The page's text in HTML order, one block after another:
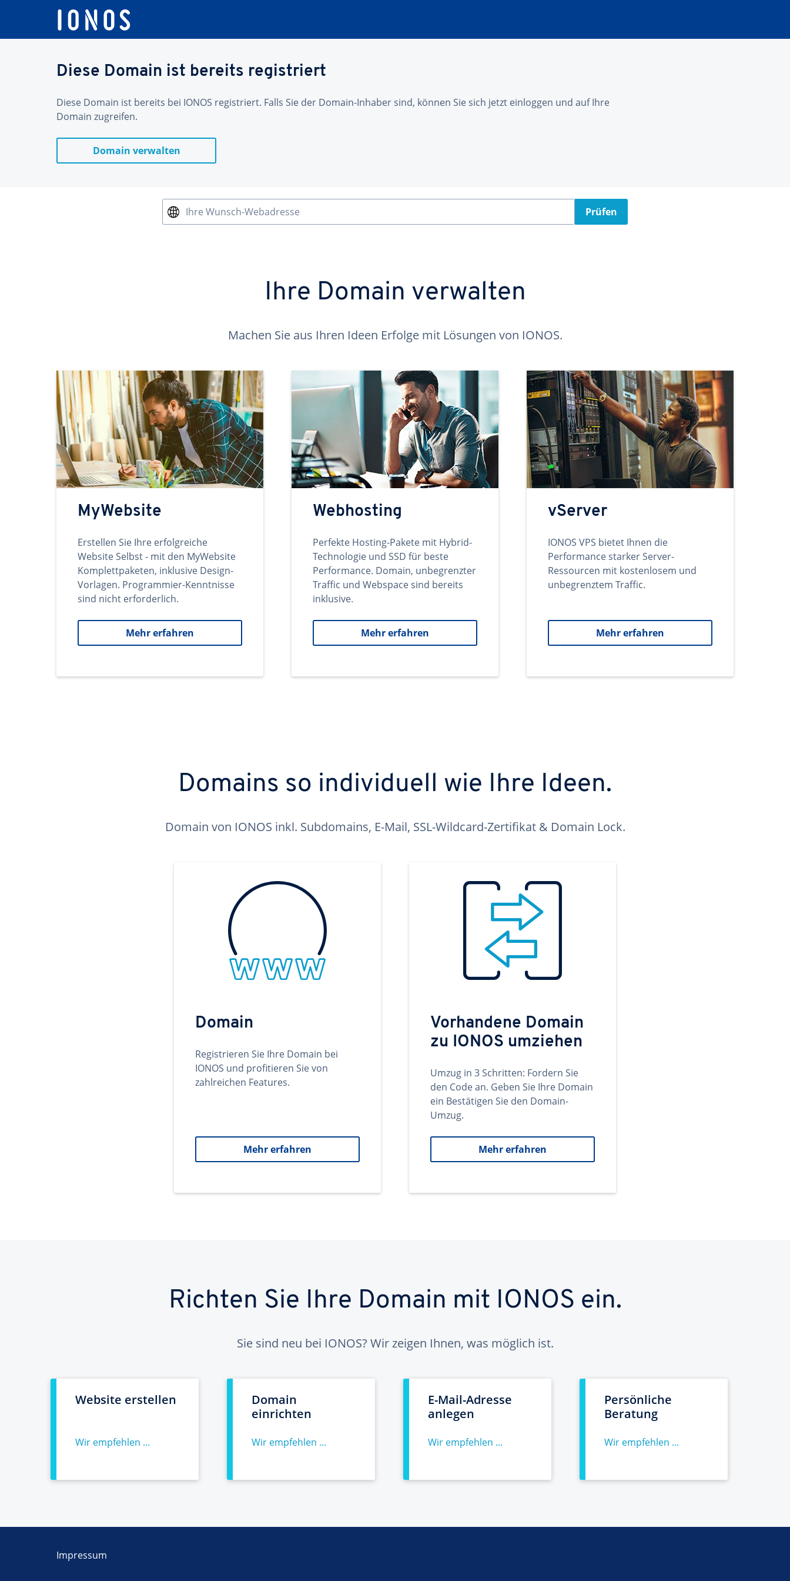
Diese Domain ist bereits registriert
Diese Domain ist bereits bei IONOS registriert. Falls Sie der Domain-Inhaber sind, können Sie sich jetzt einloggen und auf Ihre
Domain zugreifen.
Domain verwalten
Ihre Wunsch-Webadresse Prüfen
Ihre Domain verwalten
Machen Sie aus Ihren Ideen Erfolge mit Lösungen von IONOS.
MyWebsite
Erstellen Sie Ihre erfolgreiche
Website Selbst - mit den MyWebsite
Komplettpaketen, inklusive Design-
Vorlagen. Programmier-Kenntnisse
sind nicht erforderlich.
Mehr erfahren
Webhosting
Perfekte Hosting-Pakete mit Hybrid-
Technologie und SSD für beste
Performance. Domain, unbegrenzter
Traffic und Webspace sind bereits
inklusive.
Mehr erfahren
vServer
IONOS VPS bietet Ihnen die
Performance starker Server-
Ressourcen mit kostenlosem und
unbegrenztem Traffic.
Mehr erfahren
Domains so individuell wie Ihre Ideen.
Domain von IONOS inkl. Subdomains, E-Mail, SSL-Wildcard-Zertifikat & Domain Lock.
Domain
Registrieren Sie Ihre Domain bei
IONOS und profitieren Sie von
zahlreichen Features.
Mehr erfahren
Vorhandene Domain
zu IONOS umziehen
Umzug in 3 Schritten: Fordern Sie
den Code an. Geben Sie Ihre Domain
ein Bestätigen Sie den Domain-
Umzug.
Mehr erfahren
Richten Sie Ihre Domain mit IONOS ein.
Sie sind neu bei IONOS? Wir zeigen Ihnen, was möglich ist.
Website erstellen
Wir empfehlen ...
Domain
einrichten
Wir empfehlen ...
E-Mail-Adresse
anlegen
Wir empfehlen ...
Persönliche
Beratung
Wir empfehlen ...
Impressum